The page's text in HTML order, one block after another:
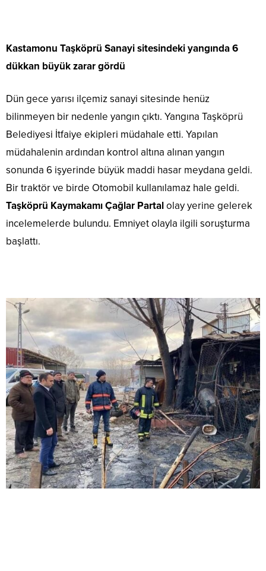
Kastamonu Taşköprü Sanayi sitesindeki yangında 6
dükkan büyük zarar gördü
Dün gece yarısı ilçemiz sanayi sitesinde henüz
bilinmeyen bir nedenle yangın çıktı. Yangına Taşköprü
Belediyesi İtfaiye ekipleri müdahale etti. Yapılan
müdahalenin ardından kontrol altına alınan yangın
sonunda 6 işyerinde büyük maddi hasar meydana geldi.
Bir traktör ve birde Otomobil kullanılamaz hale geldi.
Taşköprü Kaymakamı Çağlar Partalolay yerine gelerek
incelemelerde bulundu. Emniyet olayla ilgili soruşturma
başlattı.